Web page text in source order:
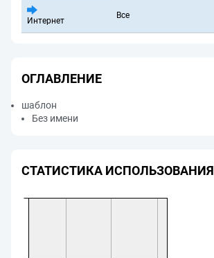
Интернет
Все
ОГЛАВЛЕНИЕ
шаблон
Без имени
СТАТИСТИКА ИСПОЛЬЗОВАНИЯ